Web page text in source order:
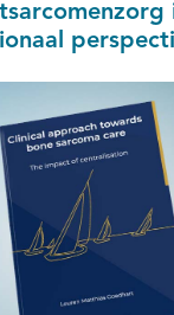
& leven
zorg
and the NCR
geneesmiddelen